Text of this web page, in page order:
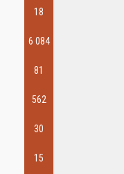
18
6 084
81
562
30
15